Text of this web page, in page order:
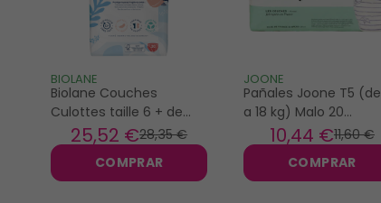
BIOLANE
Biolane Couches
Culottes taille 6 + de
16kg 36 unités28,35 €
25,52 €
COMPRAR
JOONE
Pañales Joone T5 (de
a 18 kg) Malo 20
unidades
11,60 €
10,44 €
COMPRAR